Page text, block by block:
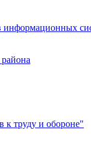
информационных
к труду и обороне"